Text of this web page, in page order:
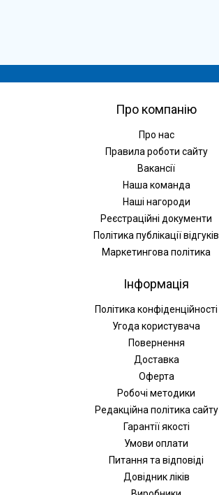
Про компанію
Про нас
Правила роботи сайту
Вакансії
Наша команда
Наші нагороди
Реєстраційні документи
Політика публікації відгуків
Маркетингова політика
Інформація
Політика конфіденційності
Угода користувача
Повернення
Доставка
Оферта
Робочі методики
Редакційна політика сайту
Гарантії якості
Умови оплати
Питання та відповіді
Довідник ліків